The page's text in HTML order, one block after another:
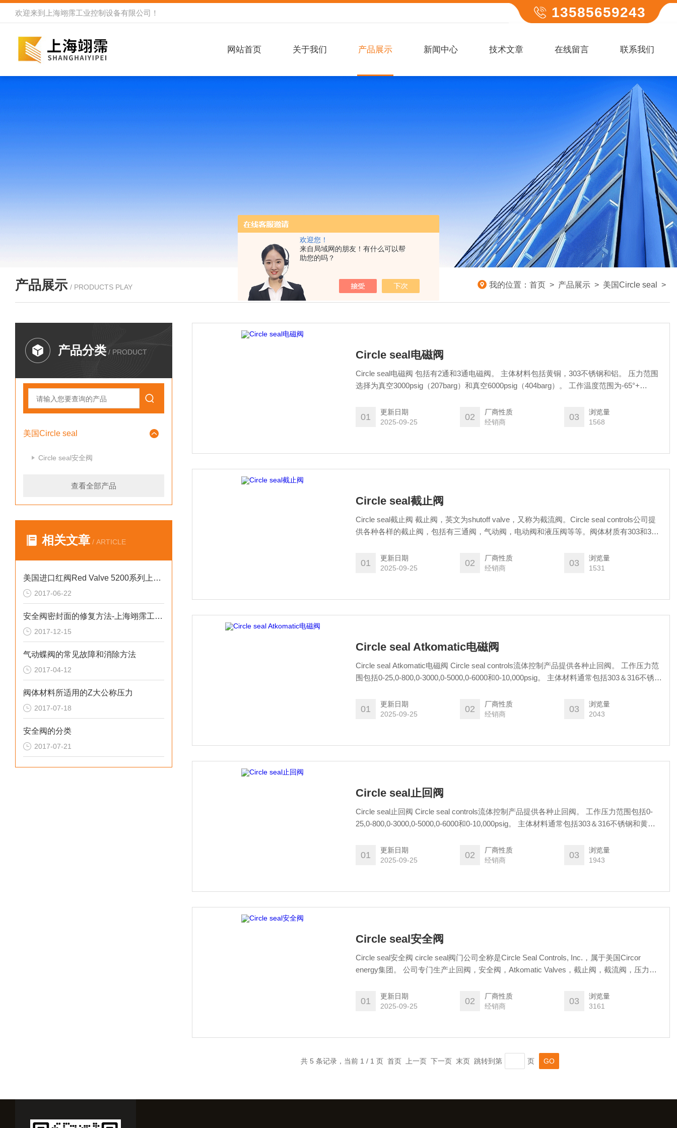
欢迎您！
来自局域网的朋友！有什么可以帮
助您的吗？
欢迎来到 上海翊霈工业控制设备有限公司 ！ 13585659243
网站首页 关于我们 产品展示 新闻中心 技术文章 在线留言 联系我们
产品展示 / PRODUCTS PLAY 我的位置： 首页 > 产品展示 > 美国Circle seal >
产品分类 / PRODUCT
美国Circle seal
Circle seal安全阀
查看全部产品
相关文章 / ARTICLE
美国进口红阀Red Valve 5200系列上海富肯供应
2017-06-22
安全阀密封面的修复方法-上海翊霈工业控制设备设备有限公司
2017-12-15
气动蝶阀的常见故障和消除方法
2017-04-12
阀体材料所适用的Z大公称压力
2017-07-18
安全阀的分类
2017-07-21
Circle seal电磁阀
Circle seal电磁阀 包括有2通和3通电磁阀。 主体材料包括黄铜，303不锈钢和铝。 压力范围
选择为真空3000psig（207barg）和真空6000psig（404barg）。 工作温度范围为-65°+
01
更新日期
2025-09-25
02
厂商性质
经销商
03
浏览量
1568
Circle seal截止阀
Circle seal截止阀 截止阀，英文为shutoff valve，又称为截流阀。Circle seal controls公司提
供各种各样的截止阀，包括有三通阀，气动阀，电动阀和液压阀等等。阀体材质有303和316
01
更新日期
2025-09-25
02
厂商性质
经销商
03
浏览量
1531
Circle seal Atkomatic电磁阀
Circle seal Atkomatic电磁阀 Circle seal controls流体控制产品提供各种止回阀。 工作压力范
围包括0-25,0-800,0-3000,0-5000,0-6000和0-10,000psig。 主体材料通常包括303＆316不锈钢
01
更新日期
2025-09-25
02
厂商性质
经销商
03
浏览量
2043
Circle seal止回阀
Circle seal止回阀 Circle seal controls流体控制产品提供各种止回阀。 工作压力范围包括0-
25,0-800,0-3000,0-5000,0-6000和0-10,000psig。 主体材料通常包括303＆316不锈钢和黄
01
更新日期
2025-09-25
02
厂商性质
经销商
03
浏览量
1943
Circle seal安全阀
Circle seal安全阀 circle seal阀门公司全称是Circle Seal Controls, Inc.，属于美国Circor
energy集团。 公司专门生产止回阀，安全阀，Atkomatic Valves，截止阀，截流阀，压力调
等行业。
01
更新日期
2025-09-25
02
厂商性质
经销商
03
浏览量
3161
共 5 条记录，当前 1 / 1 页 首页 上一页 下一页 末页 跳转到第 页